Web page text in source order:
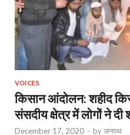
VOICES
किसान आंदोलन: शहीद
संसदीय क्षेत्र में लोगों ने दी
December 17, 2020 - byजनपथ